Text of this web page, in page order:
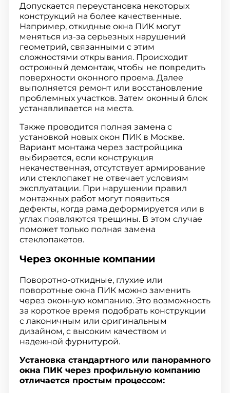
Допускается переустановка некоторых
конструкций на более качественные.
Например, откидные окна ПИК могут
меняться из-за серьезных нарушений
геометрий, связанными с этим
сложностями открывания. Происходит
острожный демонтаж, чтобы не повредить
поверхности оконного проема. Далее
выполняется ремонт или восстановление
проблемных участков. Затем оконный блок
устанавливается на места.
Также проводится полная замена с
установкой новых окон ПИК в Москве.
Вариант монтажа через застройщика
выбирается, если конструкция
некачественная, отсутствует армирование
или стеклопакет не отвечает условиям
эксплуатации. При нарушении правил
монтажных работ могут появиться
дефекты, когда рама деформируется или в
углах появляются трещины. В этом случае
поможет только полная замена
стеклопакетов.
Через оконные компании
Поворотно-откидные, глухие или
поворотные окна ПИК можно заменить
через оконную компанию. Это возможность
за короткое время подобрать конструкции
с лаконичным или оригинальным
дизайном, с высоким качеством и
надежной фурнитурой.
Установка стандартного или панорамного
окна ПИК через профильную компанию
отличается простым процессом: